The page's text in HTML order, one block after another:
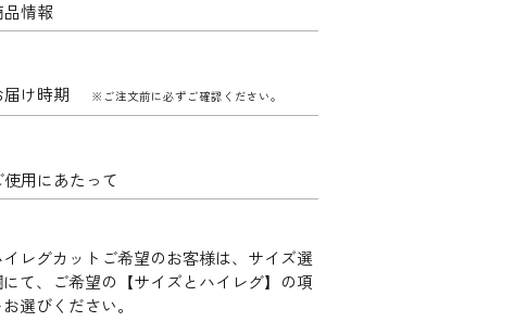
品情報
届け時期 ※ご注文前に必ずご確認ください。
使用にあたって
レグカットご希望のお客様は、サイズ選
にて、ご希望の【サイズとハイレグ】の項
お選びください。